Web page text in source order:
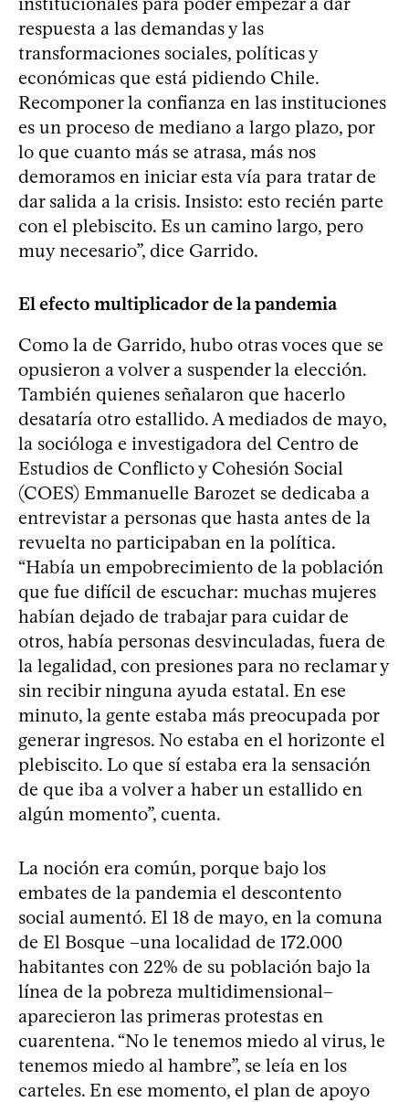
respuesta a las demandas y las
transformaciones sociales, políticas y
económicas que está pidiendo Chile.
Recomponer la confianza en las instituciones
es un proceso de mediano a largo plazo, por
lo que cuanto más se atrasa, más nos
demoramos en iniciar esta vía para tratar de
dar salida a la crisis. Insisto: esto recién parte
con el plebiscito. Es un camino largo, pero
muy necesario”, dice Garrido.
El efecto multiplicador de la pandemia
Como la de Garrido, hubo otras voces que se
opusieron a volver a suspender la elección.
También quienes señalaron que hacerlo
desataría otro estallido. A mediados de mayo,
la socióloga e investigadora del Centro de
Estudios de Conflicto y Cohesión Social
(COES) Emmanuelle Barozet se dedicaba a
entrevistar a personas que hasta antes de la
revuelta no participaban en la política.
“Había un empobrecimiento de la población
que fue difícil de escuchar: muchas mujeres
habían dejado de trabajar para cuidar de
otros, había personas desvinculadas, fuera de
la legalidad, con presiones para no reclamar y
sin recibir ninguna ayuda estatal. En ese
minuto, la gente estaba más preocupada por
generar ingresos. No estaba en el horizonte el
plebiscito. Lo que sí estaba era la sensación
de que iba a volver a haber un estallido en
algún momento”, cuenta.
La noción era común, porque bajo los
embates de la pandemia el descontento
social aumentó. El 18 de mayo, en la comuna
de El Bosque –una localidad de 172.000
habitantes con 22% de su población bajo la
línea de la pobreza multidimensional–
aparecieron las primeras protestas en
cuarentena. “No le tenemos miedo al virus, le
tenemos miedo al hambre”, se leía en los
carteles. En ese momento, el plan de apoyo